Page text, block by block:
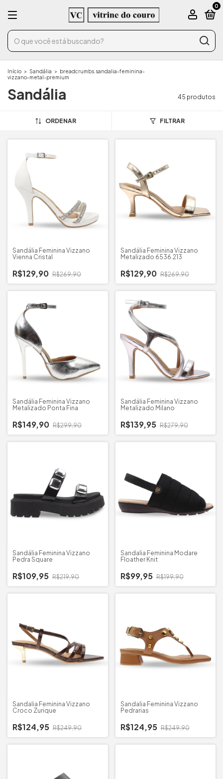
0
Início > Sandália > breadcrumbs.sandalia-feminina-
vizzano-metal-premium
Sandália 45 produtos
ORDENAR FILTRAR
Sandália Feminina Vizzano
Vienna Cristal
R$129,90 R$269,90
Sandália Feminina Vizzano
Metalizado 6536.213
R$129,90 R$269,90
Sandália Feminina Vizzano
Metalizado Ponta Fina
R$149,90 R$299,90
Sandália Feminina Vizzano
Metalizado Milano
R$139,95 R$279,90
Sandália Feminina Vizzano
Pedra Square
R$109,95 R$219,90
Sandalia Feminina Modare
Floather Knit
R$99,95 R$199,90
Sandalia Feminina Vizzano
Croco Zurique
R$124,95 R$249,90
Sandalia Feminina Vizzano
Pedrarias
R$124,95 R$249,90